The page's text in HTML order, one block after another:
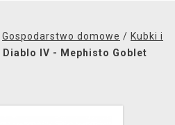
Gospodarstwo domowe / Kubki i
Diablo IV - Mephisto Goblet